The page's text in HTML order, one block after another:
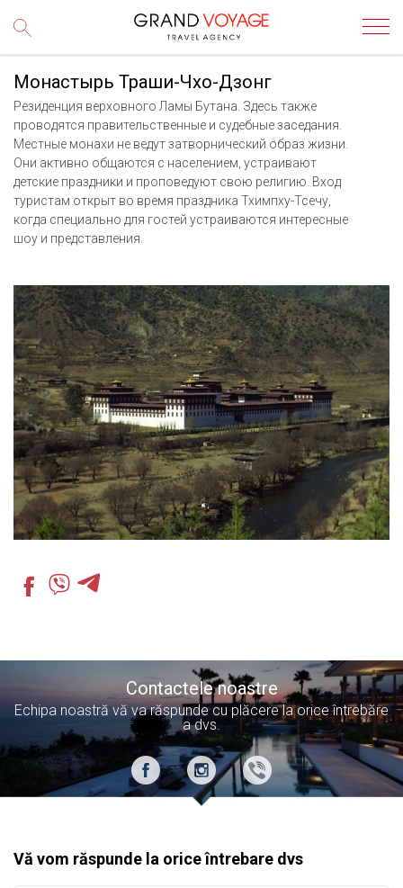
Монастырь Траши-Чхо-Дзонг
Резиденция верховного Ламы Бутана. Здесь также
проводятся правительственные и судебные заседания.
Местные монахи не ведут затворнический образ жизни.
Они активно общаются с населением, устраивают
детские праздники и проповедуют свою религию. Вход
туристам открыт во время праздника Тхимпху-Тсечу,
когда специально для гостей устраиваются интересные
шоу и представления.
Contactele noastre
Echipa noastră vă va răspunde cu plăcere la orice întrebăre
a dvs.
Vă vom răspunde la orice întrebare dvs